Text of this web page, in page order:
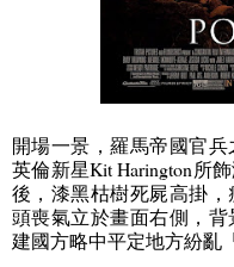
開場一景，羅馬帝國官
英倫新星Kit Harington所
後，漆黑枯樹死屍高掛
頭喪氣立於畫面右側，
建國方略中平定地方紛亂